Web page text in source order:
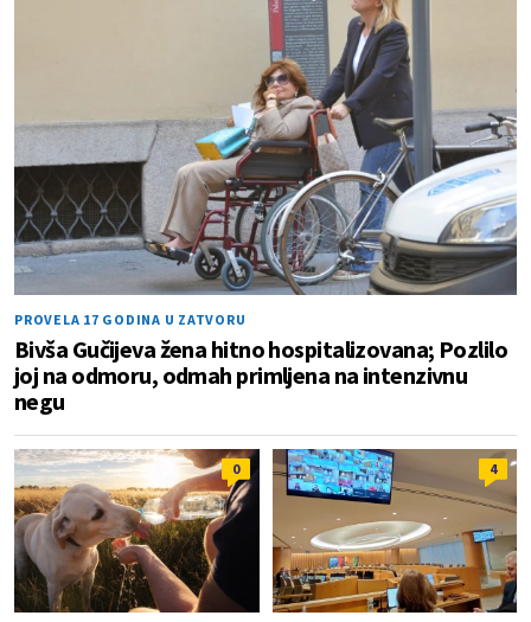
PROVELA 17 GODINA U ZATVORU
Bivša Gučijeva žena hitno hospitalizovana; Pozlilo
joj na odmoru, odmah primljena na intenzivnu
negu
0 4